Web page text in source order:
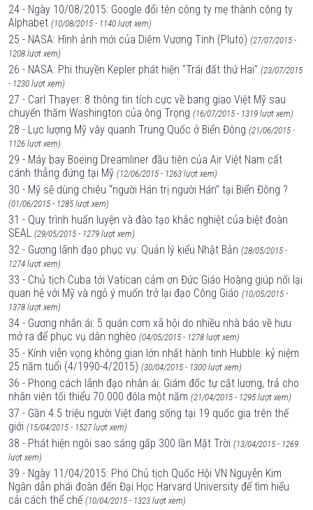
24 - Ngày 10/08/2015: Google đổi tên công ty mẹ thành công ty
Alphabet (10/08/2015 - 1140 lượt xem)
25 - NASA: Hình ảnh mới của Diêm Vương Tinh (Pluto) (27/07/2015 -
1208 lượt xem)
26 - NASA: Phi thuyền Kepler phát hiện "Trái đất thứ Hai" (23/07/2015
- 1230 lượt xem)
27 - Carl Thayer: 8 thông tin tích cực về bang giao Việt Mỹ sau
chuyến thăm Washington của ông Trọng (16/07/2015 - 1319 lượt xem)
28 - Lực lượng Mỹ vây quanh Trung Quốc ở Biển Đông (21/06/2015 -
1126 lượt xem)
29 - Máy bay Boeing Dreamliner đầu tiên của Air Việt Nam cất
cánh thẳng đứng tại Mỹ (12/06/2015 - 1263 lượt xem)
30 - Mỹ sẽ dùng chiêu “người Hán trị người Hán” tại Biển Đông ?
(01/06/2015 - 1285 lượt xem)
31 - Quy trình huấn luyện và đào tạo khắc nghiệt của biệt đoàn
SEAL (29/05/2015 - 1279 lượt xem)
32 - Gương lãnh đạo phục vụ: Quản lý kiểu Nhật Bản (28/05/2015 -
1274 lượt xem)
33 - Chủ tịch Cuba tới Vatican cảm ơn Đức Giáo Hoàng giúp nối lại
quan hệ với Mỹ và ngỏ ý muốn trở lại đạo Công Giáo (10/05/2015 -
1378 lượt xem)
34 - Gương nhân ái: 5 quán cơm xã hội do nhiều nhà báo về hưu
mở ra để phục vụ dân nghèo (04/05/2015 - 1278 lượt xem)
35 - Kính viễn vọng không gian lớn nhất hành tinh Hubble: kỷ niệm
25 năm tuổi (4/1990-4/2015) (30/04/2015 - 1300 lượt xem)
36 - Phong cách lãnh đạo nhân ái: Giám đốc tự cắt lương, trả cho
nhân viên tối thiểu 70.000 đôla một năm (21/04/2015 - 1295 lượt xem)
37 - Gần 4.5 triệu người Việt đang sống tại 19 quốc gia trên thế
giới (15/04/2015 - 1527 lượt xem)
38 - Phát hiện ngôi sao sáng gấp 300 lần Mặt Trời (13/04/2015 - 1269
lượt xem)
39 - Ngày 11/04/2015: Phó Chủ tịch Quốc Hội VN Nguyễn Kim
Ngân dẫn phái đoàn đến Đại Học Harvard University để tìm hiểu
cải cách thể chế (10/04/2015 - 1323 lượt xem)